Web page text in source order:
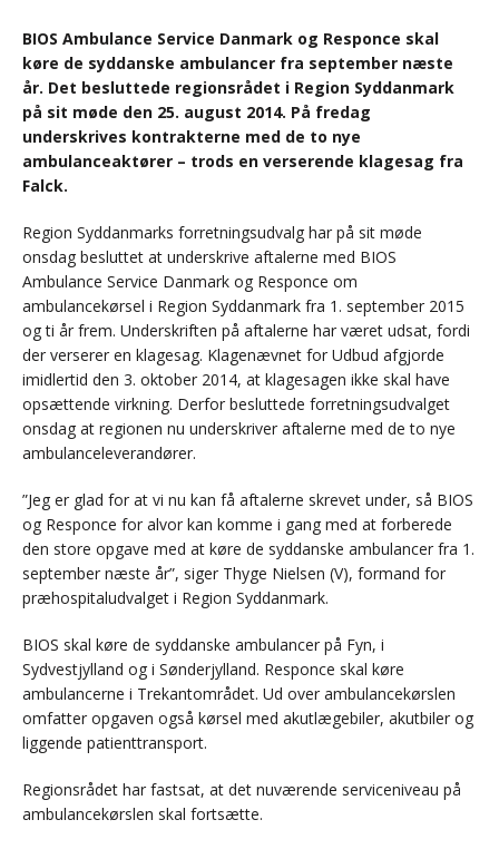
BIOS Ambulance Service Danmark og Responce skal
køre de syddanske ambulancer fra september næste
år. Det besluttede regionsrådet i Region Syddanmark
på sit møde den 25. august 2014. På fredag
underskrives kontrakterne med de to nye
ambulanceaktører – trods en verserende klagesag fra
Falck.
Region Syddanmarks forretningsudvalg har på sit møde
onsdag besluttet at underskrive aftalerne med BIOS
Ambulance Service Danmark og Responce om
ambulancekørsel i Region Syddanmark fra 1. september 2015
og ti år frem. Underskriften på aftalerne har været udsat, fordi
der verserer en klagesag. Klagenævnet for Udbud afgjorde
imidlertid den 3. oktober 2014, at klagesagen ikke skal have
opsættende virkning. Derfor besluttede forretningsudvalget
onsdag at regionen nu underskriver aftalerne med de to nye
ambulanceleverandører.
”Jeg er glad for at vi nu kan få aftalerne skrevet under, så BIOS
og Responce for alvor kan komme i gang med at forberede
den store opgave med at køre de syddanske ambulancer fra 1.
september næste år”, siger Thyge Nielsen (V), formand for
præhospitaludvalget i Region Syddanmark.
BIOS skal køre de syddanske ambulancer på Fyn, i
Sydvestjylland og i Sønderjylland. Responce skal køre
ambulancerne i Trekantområdet. Ud over ambulancekørslen
omfatter opgaven også kørsel med akutlægebiler, akutbiler og
liggende patienttransport.
Regionsrådet har fastsat, at det nuværende serviceniveau på
ambulancekørslen skal fortsætte.